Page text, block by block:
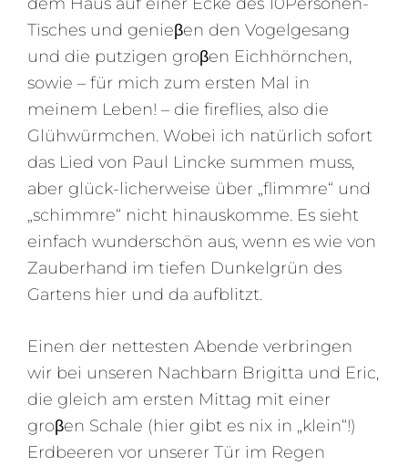
Tisches und genieβen den Vogelgesang
und die putzigen groβen Eichhörnchen,
sowie – für mich zum ersten Mal in
meinem Leben! – die fireflies, also die
Glühwürmchen. Wobei ich natürlich sofort
das Lied von Paul Lincke summen muss,
aber glück-licherweise über „flimmre“ und
„schimmre“ nicht hinauskomme. Es sieht
einfach wunderschön aus, wenn es wie von
Zauberhand im tiefen Dunkelgrün des
Gartens hier und da aufblitzt.
Einen der nettesten Abende verbringen
wir bei unseren Nachbarn Brigitta und Eric,
die gleich am ersten Mittag mit einer
groβen Schale (hier gibt es nix in „klein“!)
Erdbeeren vor unserer Tür im Regen